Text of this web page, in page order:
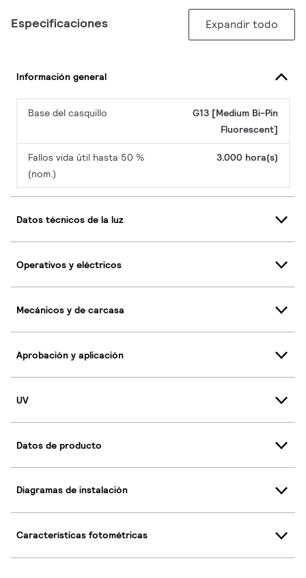
Especificaciones Expandir todo
Información general
Base del casquillo
G13 [Medium Bi-Pin
Fluorescent]
Fallos vida útil hasta 50 %
(nom.)
3.000 hora(s)
Datos técnicos de la luz
Operativos y eléctricos
Mecánicos y de carcasa
Aprobación y aplicación
UV
Datos de producto
Diagramas de instalación
Características fotométricas